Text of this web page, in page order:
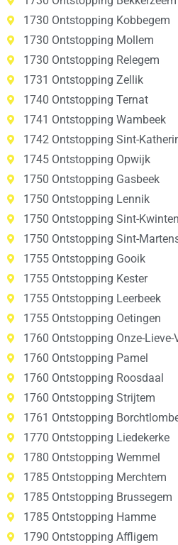
1730 Ontstopping Kobbegem
1730 Ontstopping Mollem
1730 Ontstopping Relegem
1731 Ontstopping Zellik
1740 Ontstopping Ternat
1741 Ontstopping Wambeek
1742 Ontstopping Sint-
1745 Ontstopping Opwijk
1750 Ontstopping Gasbeek
1750 Ontstopping Lennik
1750 Ontstopping Sint-
1750 Ontstopping Sint-
1755 Ontstopping Gooik
1755 Ontstopping Kester
1755 Ontstopping Leerbeek
1755 Ontstopping Oetingen
1760 Ontstopping Onze-
1760 Ontstopping Pamel
1760 Ontstopping Roosdaal
1760 Ontstopping Strijtem
1761 Ontstopping
1770 Ontstopping Liedekerke
1780 Ontstopping Wemmel
1785 Ontstopping Merchtem
1785 Ontstopping Brussegem
1785 Ontstopping Hamme
1790 Ontstopping Affligem